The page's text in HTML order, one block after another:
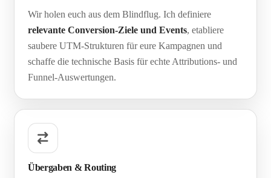
Wir holen euch aus dem Blindflug. Ich definiere
relevante Conversion-Ziele und Events, etabliere
saubere UTM-Strukturen für eure Kampagnen und
schaffe die technische Basis für echte Attributions- und
Funnel-Auswertungen.
Übergaben & Routing